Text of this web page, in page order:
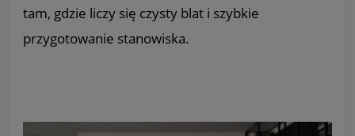
tam, gdzie liczy się czysty blat i szybkie
przygotowanie stanowiska.